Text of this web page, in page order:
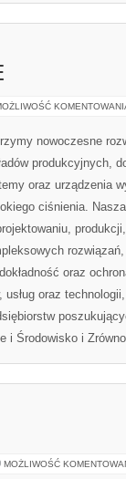
nowoczesne
produkcyjnych,
oraz urządzenia
ciśnienia.
oraz
oraz
i Środowisko i
MOŻLIWOŚĆ